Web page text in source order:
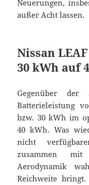
Neuerungen,
außer Acht lassen.
Nissan
30 kWh auf
Gegenüber der
Batterieleistung
bzw. 30 kWh im
40 kWh. Was
nicht
zusammen
Aerodynamik
Reichweite